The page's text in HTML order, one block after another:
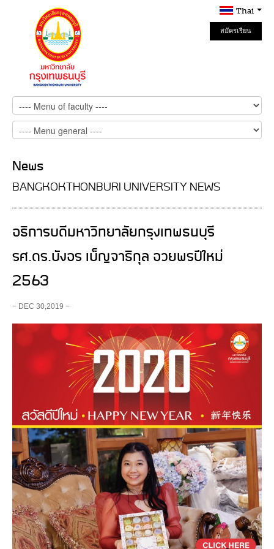
Thai
สมัครเรียน
Online
News
BANGKOKTHONBURI UNIVERSITY NEWS
อธิการบดีมหาวิทยาลัยกรุงเทพธนบุรี
รศ.ดร.บังอร เบ็ญจาธิกุล อวยพรปีใหม่
2563
− DEC 30,2019 −